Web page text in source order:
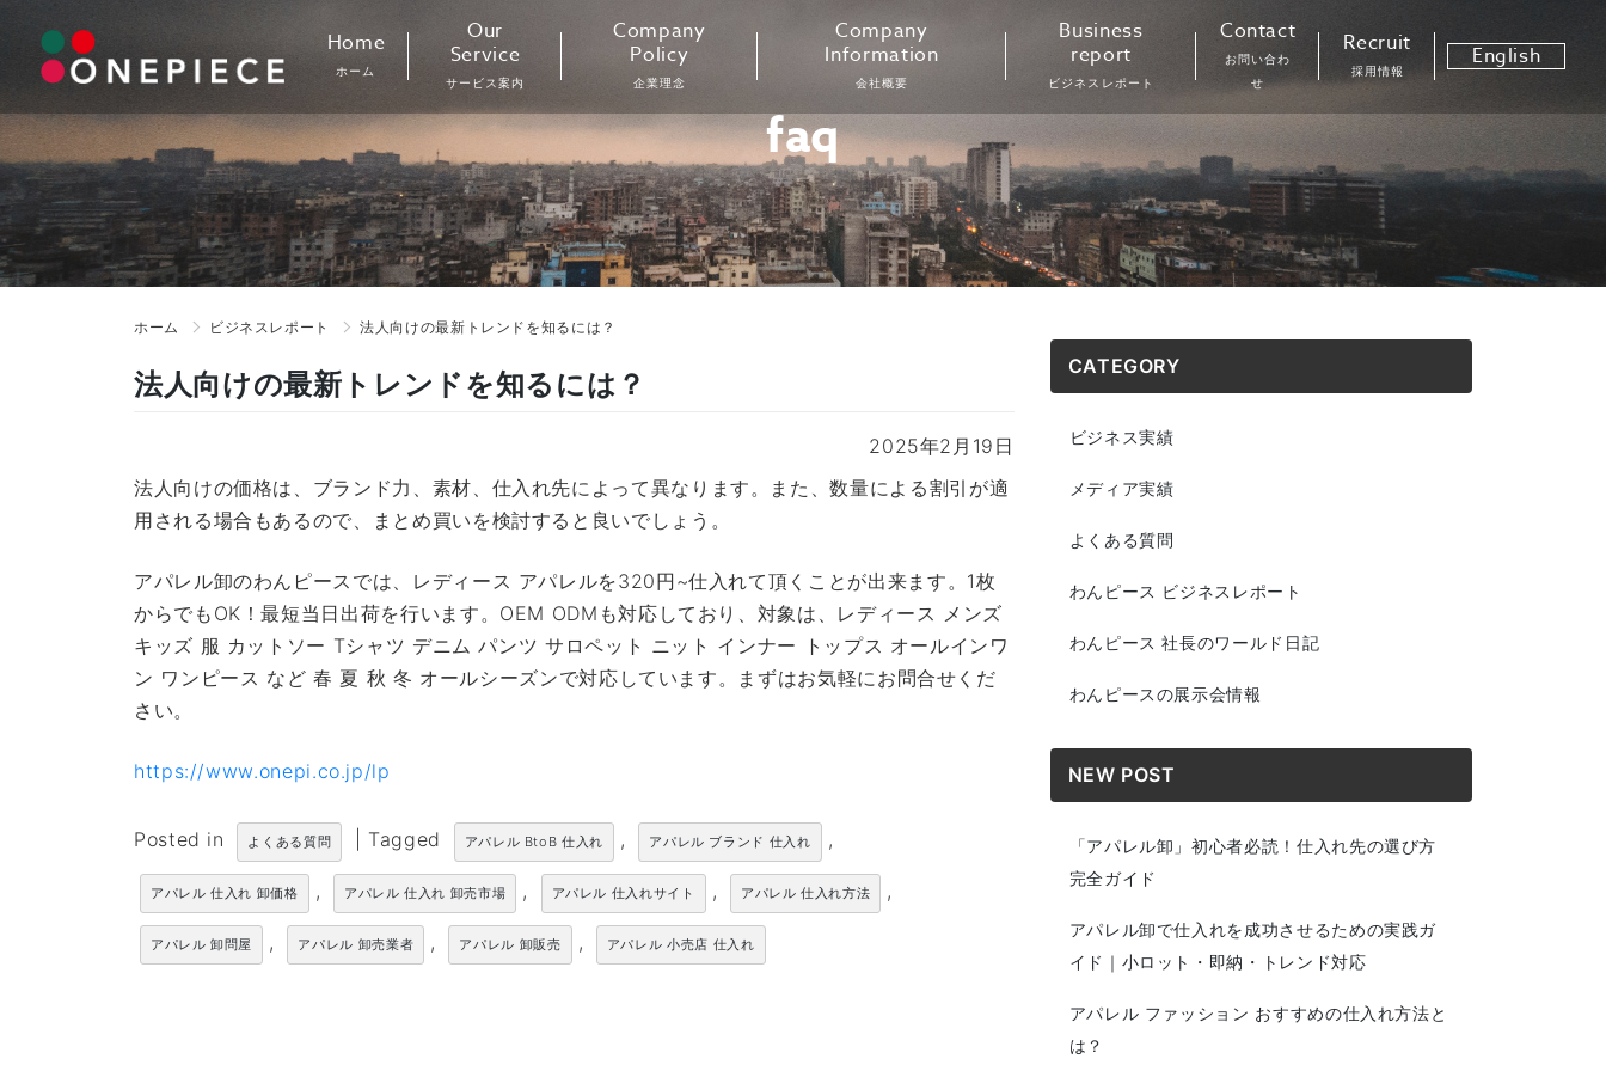
content
Home
ホーム
Our
Service
サービス案内
Company
Policy
企業理念
Company
Information
会社概要
Business
report
ビジネスレポート
Contact
お問い合わ
せ
Recruit
採用情報 English
faq
ホーム ビジネスレポート 法人向けの最新トレンドを知るには？
法人向けの最新トレンドを知るには？
2025年2月19日
法人向けの価格は、ブランド力、素材、仕入れ先によって異なります。また、数量による割引が適
用される場合もあるので、まとめ買いを検討すると良いでしょう。
アパレル卸のわんピースでは、レディース アパレルを320円~仕入れて頂くことが出来ます。1枚
からでもOK！最短当日出荷を行います。OEM ODMも対応しており、対象は、レディース メンズ
キッズ 服 カットソー Tシャツ デニム パンツ サロペット ニット インナー トップス オールインワ
ン ワンピース など 春 夏 秋 冬 オールシーズンで対応しています。まずはお気軽にお問合せくだ
さい。
https://www.onepi.co.jp/lp
Posted in よくある質問 Tagged アパレル BtoB 仕入れ , アパレル ブランド 仕入れ ,
アパレル 仕入れ 卸価格 , アパレル 仕入れ 卸売市場 , アパレル 仕入れサイト , アパレル 仕入れ方法 ,
アパレル 卸問屋 , アパレル 卸売業者 , アパレル 卸販売 , アパレル 小売店 仕入れ
CATEGORY
ビジネス実績
メディア実績
よくある質問
わんピース ビジネスレポート
わんピース 社長のワールド日記
わんピースの展示会情報
NEW POST
「アパレル卸」初心者必読！仕入れ先の選び方
完全ガイド
アパレル卸で仕入れを成功させるための実践ガ
イド｜小ロット・即納・トレンド対応
アパレル ファッション おすすめの仕入れ方法と
は？